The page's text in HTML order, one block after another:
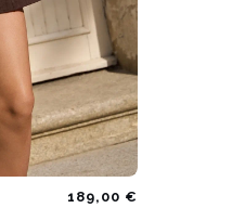
189,00 €